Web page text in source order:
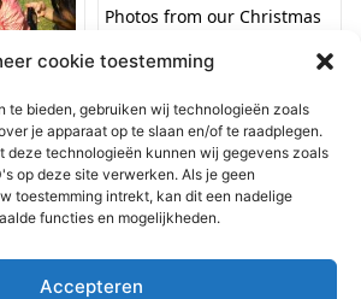
cookie toestemming
te bieden, gebruiken wij technologieën zoals
je apparaat op te slaan en/of te raadplegen.
deze technologieën kunnen wij gegevens zoals
op deze site verwerken. Als je geen
toestemming intrekt, kan dit een nadelige
functies en mogelijkheden.
Accepteren
Photos from our Christmas
Foto’s van ons kerfeest in
Summer Camp 2017 /
Zomer Kamp 2017
A collection of photos taken
during the creativity camp
Een fotocollectie van het